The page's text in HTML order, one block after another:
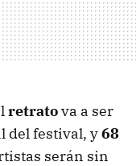
retratova a ser
del festival, y68
serán sin